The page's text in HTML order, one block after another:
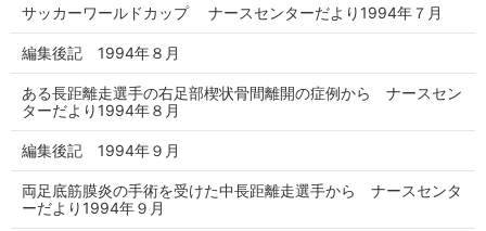
サッカーワールドカップ ナースセンターだより1994年７月
編集後記 1994年８月
ある長距離走選手の右足部楔状骨間離開の症例から ナースセン
ターだより1994年８月
編集後記 1994年９月
両足底筋膜炎の手術を受けた中長距離走選手から ナースセンタ
ーだより1994年９月